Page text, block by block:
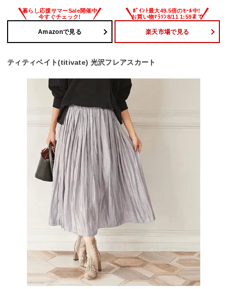
Amazonで見る 楽天市場で見る
ティティベイト(titivate) 光沢フレアスカート